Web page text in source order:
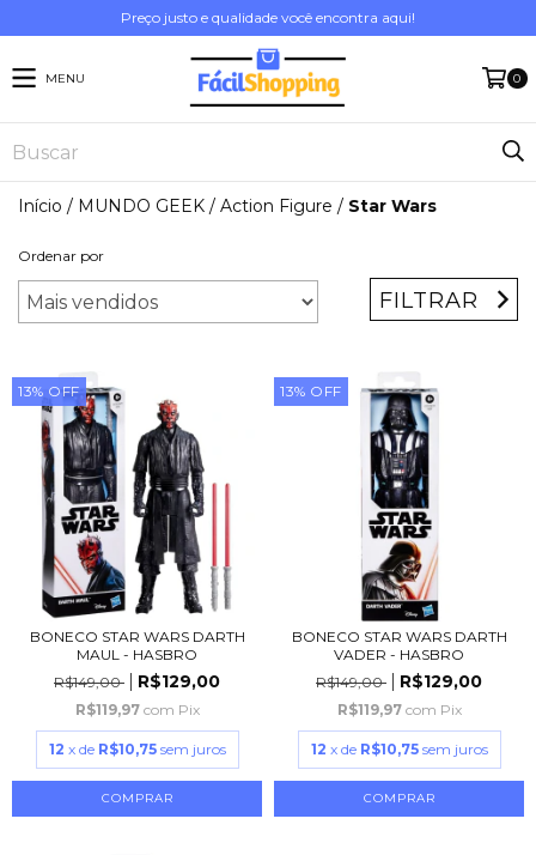
Preço justo e qualidade você encontra aqui!
MENU 0
Início / MUNDO GEEK / Action Figure / Star Wars
Ordenar por
FILTRAR
13% OFF
BONECO STAR WARS DARTH
MAUL - HASBRO
R$149,00
R$129,00
R$119,97 com Pix
12 x de R$10,75 sem juros
13% OFF
BONECO STAR WARS DARTH
VADER - HASBRO
R$149,00
R$129,00
R$119,97 com Pix
12 x de R$10,75 sem juros